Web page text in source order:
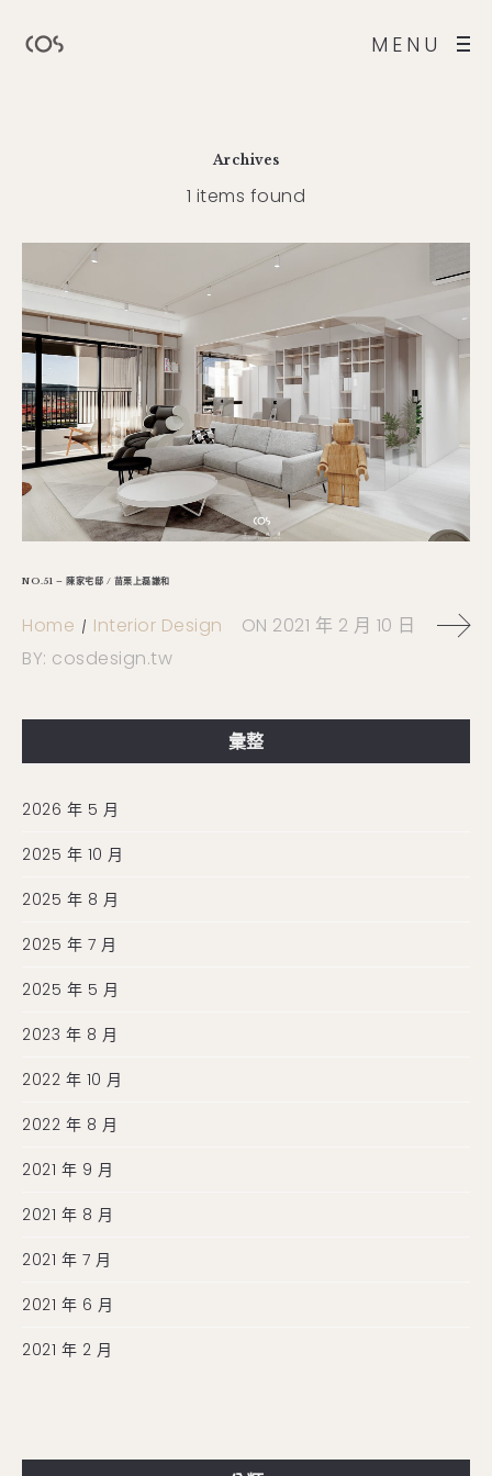
MENU
Archives
1 items found
NO.51 – 陳家宅邸 / 苗栗上磊謙和
Home Interior Design ON 2021 年 2 月 10 日
BY: cosdesign.tw
彙整
2026 年 5 月
2025 年 10 月
2025 年 8 月
2025 年 7 月
2025 年 5 月
2023 年 8 月
2022 年 10 月
2022 年 8 月
2021 年 9 月
2021 年 8 月
2021 年 7 月
2021 年 6 月
2021 年 2 月